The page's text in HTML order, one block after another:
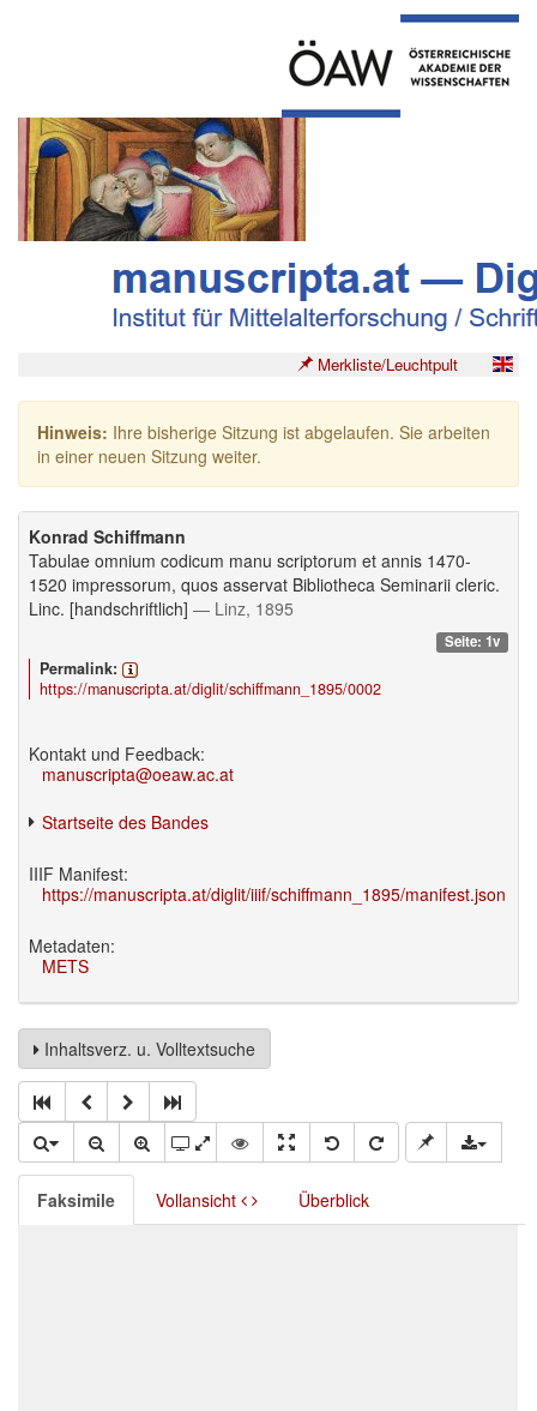
Merkliste/Leuchtpult
Hinweis: Ihre bisherige Sitzung ist abgelaufen. Sie arbeiten
in einer neuen Sitzung weiter.
Konrad Schiffmann
Tabulae omnium codicum manu scriptorum et annis 1470-
1520 impressorum, quos asservat Bibliotheca Seminarii cleric.
Linc. [handschriftlich] — Linz, 1895
Seite: 1v
Permalink:
https://manuscripta.at/diglit/schiffmann_1895/0002
Kontakt und Feedback:
manuscripta@oeaw.ac.at
Startseite des Bandes
IIIF Manifest:
https://manuscripta.at/diglit/iiif/schiffmann_1895/manifest.json
Metadaten:
METS
Inhaltsverz. u. Volltextsuche
Faksimile Vollansicht Überblick